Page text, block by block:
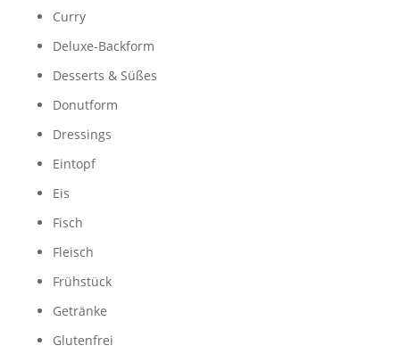
Curry
Deluxe-Backform
Desserts & Süßes
Donutform
Dressings
Eintopf
Eis
Fisch
Fleisch
Frühstück
Getränke
Glutenfrei